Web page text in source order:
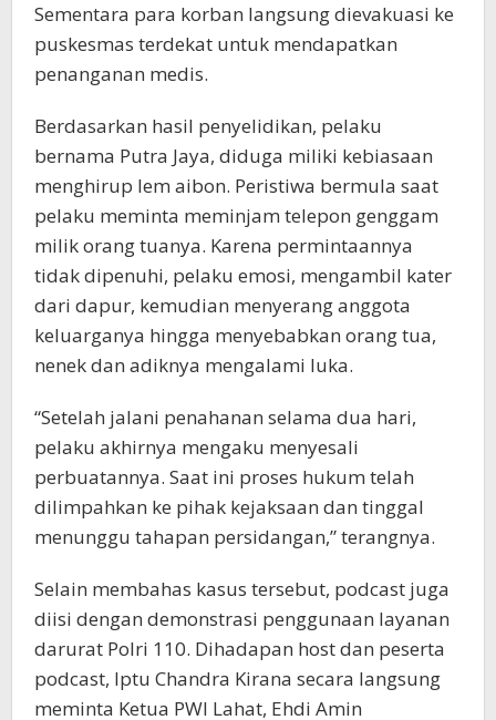
Sementara para korban langsung dievakuasi ke
puskesmas terdekat untuk mendapatkan
penanganan medis.
Berdasarkan hasil penyelidikan, pelaku
bernama Putra Jaya, diduga miliki kebiasaan
menghirup lem aibon. Peristiwa bermula saat
pelaku meminta meminjam telepon genggam
milik orang tuanya. Karena permintaannya
tidak dipenuhi, pelaku emosi, mengambil kater
dari dapur, kemudian menyerang anggota
keluarganya hingga menyebabkan orang tua,
nenek dan adiknya mengalami luka.
“Setelah jalani penahanan selama dua hari,
pelaku akhirnya mengaku menyesali
perbuatannya. Saat ini proses hukum telah
dilimpahkan ke pihak kejaksaan dan tinggal
menunggu tahapan persidangan,” terangnya.
Selain membahas kasus tersebut, podcast juga
diisi dengan demonstrasi penggunaan layanan
darurat Polri 110. Dihadapan host dan peserta
podcast, Iptu Chandra Kirana secara langsung
meminta Ketua PWI Lahat, Ehdi Amin